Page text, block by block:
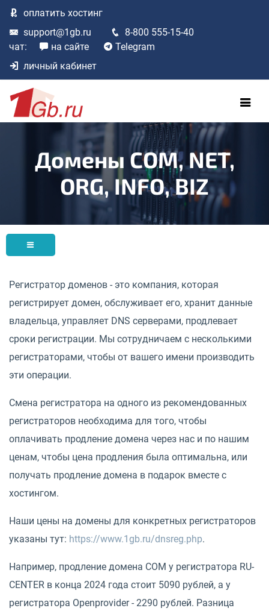
оплатить хостинг
support@1gb.ru
8-800 555-15-40
чат:
на сайте
Telegram
личный кабинет
Домены COM, NET,
ORG, INFO, BIZ
Регистратор доменов - это компания, которая
регистрирует домен, обслуживает его, хранит данные
владельца, управляет DNS серверами, продлевает
сроки регистрации. Мы сотрудничаем с несколькими
регистраторами, чтобы от вашего имени производить
эти операции.
Смена регистратора на одного из рекомендованных
регистраторов необходима для того, чтобы
оплачивать продление домена через нас и по нашим
ценам, чтобы цена продления была оптимальна, или
получать продление домена в подарок вместе с
хостингом.
Наши цены на домены для конкретных регистраторов
указаны тут: https://www.1gb.ru/dnsreg.php.
Например, продление домена COM у регистратора RU-
CENTER в конца 2024 года стоит 5090 рублей, а у
регистратора Openprovider - 2290 рублей. Разница